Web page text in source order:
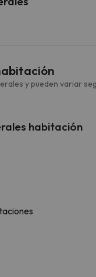
y pueden variar
habitación